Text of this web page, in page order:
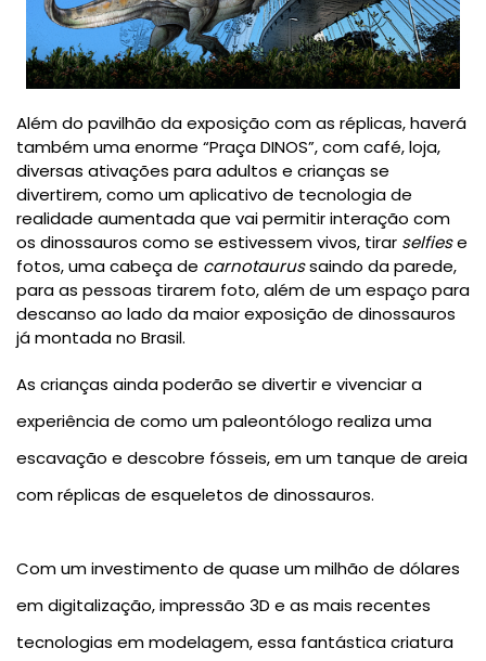
Além do pavilhão da exposição com as réplicas, haverá
também uma enorme “Praça DINOS”, com café, loja,
diversas ativações para adultos e crianças se
divertirem, como umaplicativo de tecnologia de
realidade aumentadaque vai permitir interação com
os dinossauros como se estivessem vivos, tirar selfiese
fotos, umacabeça de carnotaurussaindo da parede,
para as pessoas tirarem foto, além de um espaço para
descanso ao lado da maior exposição de dinossauros
já montada no Brasil.
As crianças ainda poderão se divertir e vivenciar a
experiência de como um paleontólogo realiza uma
escavação e descobre fósseis, em um tanque de areia
com réplicas de esqueletos de dinossauros.
Com um investimento de quase um milhão de dólares
em digitalização, impressão 3D e as mais recentes
tecnologias em modelagem, essa fantástica criatura